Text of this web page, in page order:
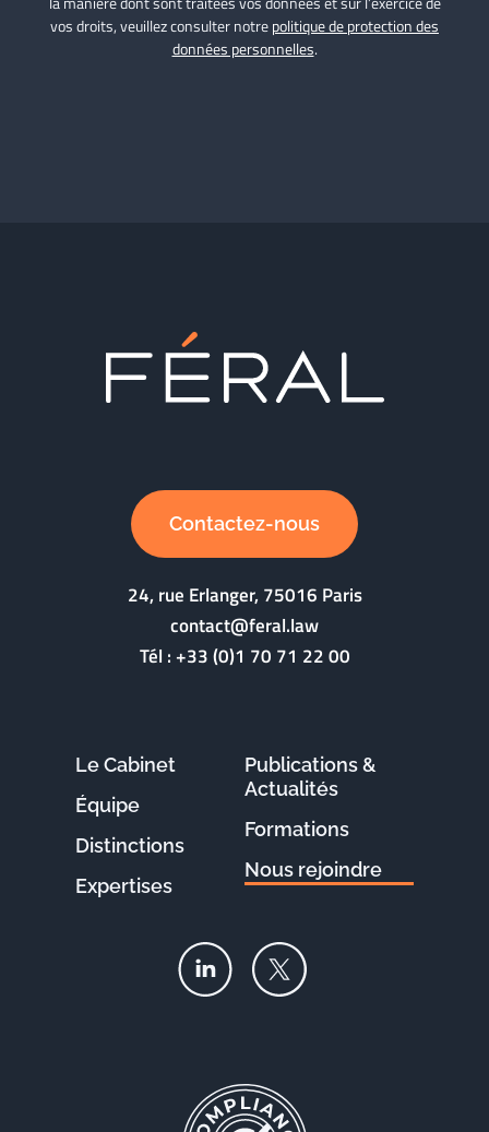
vos droits, veuillez consulter notrepolitique de protection des
données personnelles.
Contactez-nous
24, rue Erlanger, 75016 Paris
contact@feral.law
Tél :+33 (0)1 70 71 22 00
Le Cabinet
Équipe
Distinctions
Expertises
Publications &
Actualités
Formations
Nous rejoindre